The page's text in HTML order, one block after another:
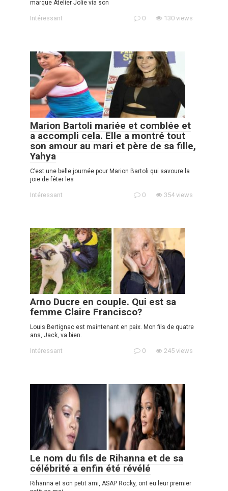
marque Atelier Jolie via son
Intéressant 0 130 views
Marion Bartoli mariée et comblée et
a accompli cela. Elle a montré tout
son amour au mari et père de sa fille,
Yahya
C’est une belle journée pour Marion Bartoli qui savoure la
joie de fêter les
Intéressant 0 354 views
Arno Ducre en couple. Qui est sa
femme Claire Francisco?
Louis Bertignac est maintenant en paix. Mon fils de quatre
ans, Jack, va bien.
Intéressant 0 245 views
Le nom du fils de Rihanna et de sa
célébrité a enfin été révélé
Rihanna et son petit ami, ASAP Rocky, ont eu leur premier